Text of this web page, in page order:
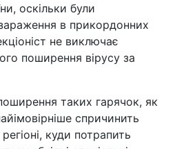
оскільки були
в прикордонних
не виключає
поширення вірусу за
таких гарячок, як
спричинить
куди потрапить